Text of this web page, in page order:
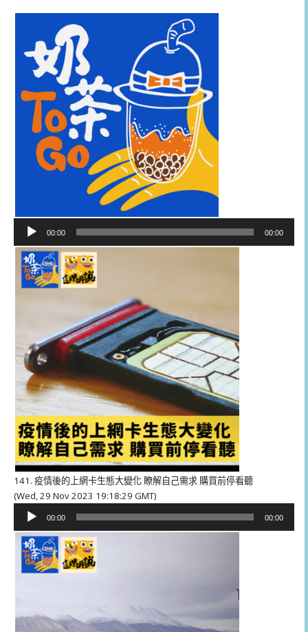
播
器
00:00 00:00
141. 疫情後的上網卡生態大變化 瞭解自己需求 購買前停看聽
(Wed, 29 Nov 2023 19:18:29 GMT)
播
器
00:00 00:00